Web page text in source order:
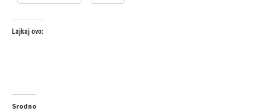
Lajkaj ovo:
Srodno